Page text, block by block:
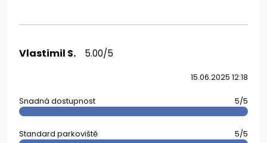
Vlastimil S. 5.00/5
15.06.2025 12:18
Snadná dostupnost 5/5
Standard parkoviště 5/5